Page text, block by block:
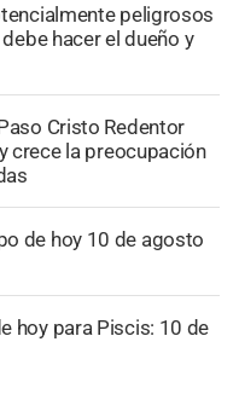
peligrosos
hacer el dueño y
Cristo Redentor
crece la preocupación
de hoy 10 de agosto
hoy para Piscis: 10 de